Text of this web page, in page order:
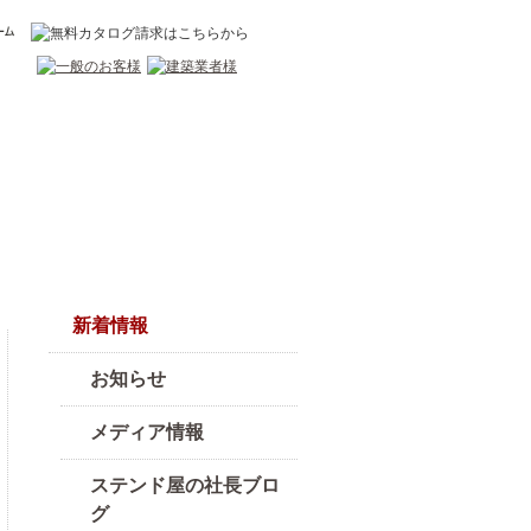
新着情報
お知らせ
メディア情報
ステンド屋の社長ブロ
グ